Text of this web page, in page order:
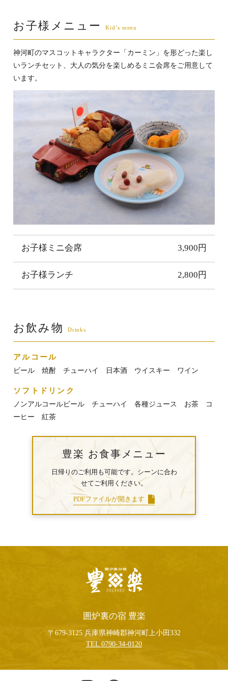
お子様メニュー
神河町のマスコットキャラクター「カーミン」を形どった楽し
いランチセット、大人の気分を楽しめるミニ会席をご用意して
います。
お子様ミニ会席 3,900円
お子様ランチ 2,800円
お飲み物
アルコール
ビール 焼酎 チューハイ 日本酒 ウイスキー ワイン
ソフトドリンク
ノンアルコールビール チューハイ 各種ジュース お茶 コ
ーヒー 紅茶
豊楽 お食事メニュー
日帰りのご利用も可能です。シーンに合わ
せてご利用ください。
PDFファイルが開きます
囲炉裏の宿 豊楽
〒679-3125 兵庫県神崎郡神河町上小田332
TEL 0790-34-0120